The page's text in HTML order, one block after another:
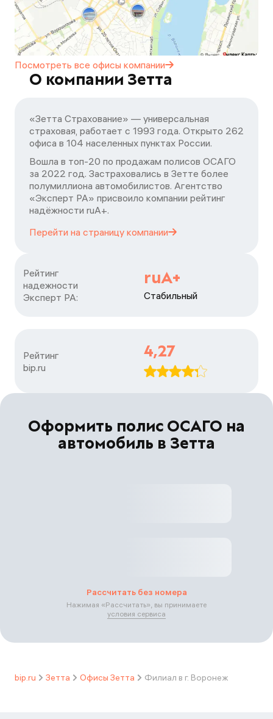
Посмотреть все офисы компании
О компании Зетта
«Зетта Страхование» — универсальная
страховая, работает с 1993 года. Открыто 262
офиса в 104 населенных пунктах России.
Вошла в топ-20 по продажам полисов ОСАГО
за 2022 год. Застраховались в Зетте более
полумиллиона автомобилистов. Агентство
«Эксперт РА» присвоило компании рейтинг
надёжности ruA+.
Перейти на страницу компании
Рейтинг
надежности
Эксперт РА:
ruA+
Стабильный
Рейтинг
bip.ru
4,27
Оформить полис ОСАГО на
автомобиль в Зетта
Рассчитать без номера
Нажимая «Рассчитать», вы принимаете
условия сервиса
bip.ru Зетта Офисы Зетта Филиал в г. Воронеж